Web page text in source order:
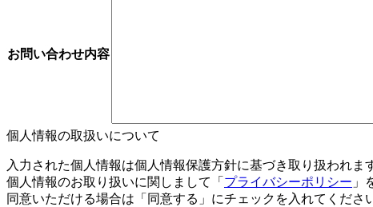
お問い合わせ内容
個人情報の取扱いについて
入力された個人情報は個人情報保護方針に基づき取り扱われま
個人情報のお取り扱いに関しまして「 プライバシーポリシー 」
同意いただける場合は「同意する」にチェックを入れてくださ